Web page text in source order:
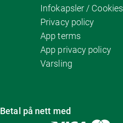
Infokapsler / Cookies
Privacy policy
App terms
App privacy policy
Varsling
Betal på nett med